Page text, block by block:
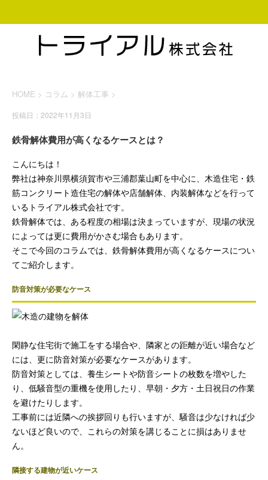
HOME > コラム > 解体工事 >
投稿日：2022年11月3日
鉄骨解体費用が高くなるケースとは？
こんにちは！
弊社は神奈川県横須賀市や三浦郡葉山町を中心に、木造住宅・鉄
筋コンクリート造住宅の解体や店舗解体、内装解体などを行って
いるトライアル株式会社です。
鉄骨解体では、ある程度の相場は決まっていますが、現場の状況
によっては更に費用がかさむ場合もあります。
そこで今回のコラムでは、鉄骨解体費用が高くなるケースについ
てご紹介します。
防音対策が必要なケース
閑静な住宅街で施工をする場合や、隣家との距離が近い場合など
には、更に防音対策が必要なケースがあります。
防音対策としては、養生シートや防音シートの枚数を増やした
り、低騒音型の重機を使用したり、早朝・夕方・土日祝日の作業
を避けたりします。
工事前には近隣への挨拶回りも行いますが、騒音は少なければ少
ないほど良いので、これらの対策を講じることに損はありませ
ん。
隣接する建物が近いケース